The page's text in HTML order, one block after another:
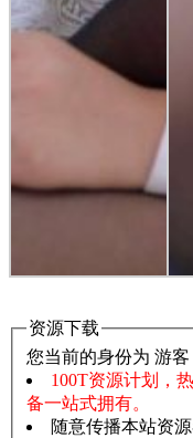
资源下载
您当前的身份为 游
100T资源计划，
备一站式拥有。
随意传播本站资